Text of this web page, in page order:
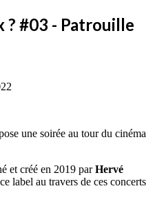
? #03 - Patrouille
une soirée au tour du cinéma
et créé en 2019 parHervé
label au travers de ces concerts